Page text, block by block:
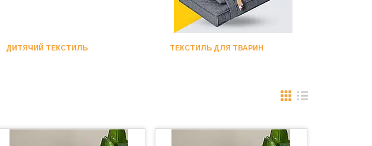
ДИТЯЧИЙ ТЕКСТИЛЬ ТЕКСТИЛЬ ДЛЯ ТВАРИН